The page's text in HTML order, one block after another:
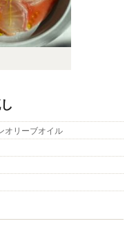
オリーブオイル